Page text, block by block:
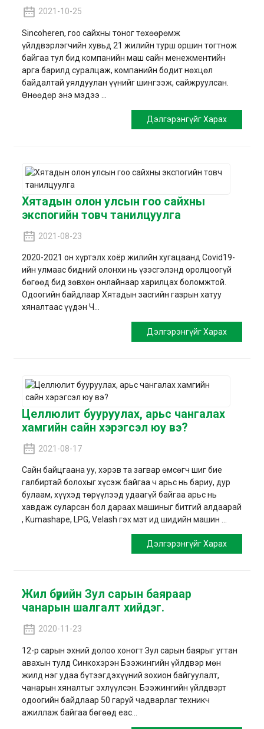
2021-10-25
Sincoheren, гоо сайхны тоног төхөөрөмж
үйлдвэрлэгчийн хувьд 21 жилийн турш оршин тогтнож
байгаа тул бид компанийн маш сайн менежментийн
арга барилд суралцаж, компанийн бодит нөхцөл
байдалтай уялдуулан үүнийг шингээж, сайжруулсан.
Өнөөдөр энэ мэдээ ...
Дэлгэрэнгүйг Харах
Хятадын олон улсын гоо сайхны
экспогийн товч танилцуулга
2021-08-23
2020-2021 он хүртэлх хоёр жилийн хугацаанд Covid19-
ийн улмаас бидний олонхи нь үзэсгэлэнд оролцоогүй
бөгөөд бид зөвхөн онлайнаар харилцах боломжтой.
Одоогийн байдлаар Хятадын засгийн газрын хатуу
хяналтаас үүдэн Ч...
Дэлгэрэнгүйг Харах
Целлюлит бууруулах, арьс чангалах
хамгийн сайн хэрэгсэл юу вэ?
2021-08-17
Сайн байцгаана уу, хэрэв та загвар өмсөгч шиг бие
галбиртай болохыг хүсэж байгаа ч арьс нь бариу, дур
булаам, хүүхэд төрүүлээд удаагүй байгаа арьс нь
хавдаж суларсан бол дараах машиныг битгий алдаарай
, Kumashape, LPG, Velash гэх мэт ид шидийн машин ...
Дэлгэрэнгүйг Харах
Жил бүрийн Зул сарын баяраар
чанарын шалгалт хийдэг.
2020-11-23
12-р сарын эхний долоо хоногт Зул сарын баярыг угтан
авахын тулд Синкохэрэн Бээжингийн үйлдвэр мөн
жилд нэг удаа бүтээгдэхүүний зохион байгуулалт,
чанарын хяналтыг эхлүүлсэн. Бээжингийн үйлдвэрт
одоогийн байдлаар 50 гаруй чадварлаг техникч
ажиллаж байгаа бөгөөд eac...